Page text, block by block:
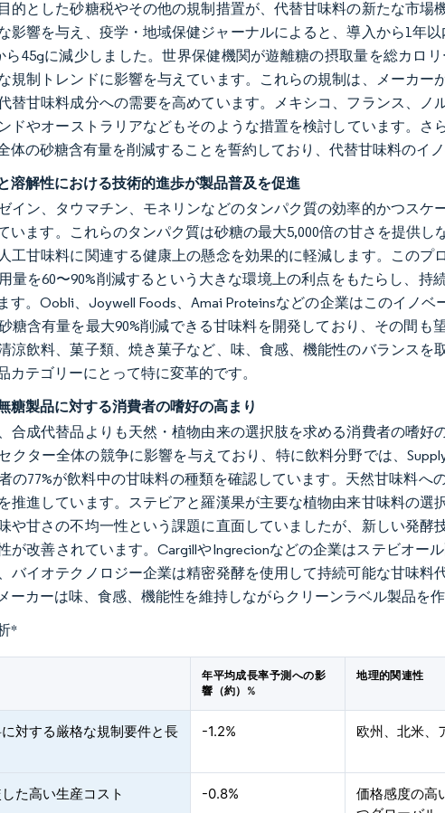
的とした砂糖税やその他の規制措置が、代替甘味料の新たな市場
影響を与え、疫学・地域保健ジャーナルによると、導入から1年
ら45gに減少しました。世界保健機関が遊離糖の摂取量を総カロ
規制トレンドに影響を与えています。これらの規制は、メーカー
替甘味料成分への需要を高めています。メキシコ、フランス、ノ
ドやオーストラリアなどもそのような措置を検討しています。さ
体の砂糖含有量を削減することを誓約しており、代替甘味料のイ
溶解性における技術的進歩が製品普及を促進
イン、タウマチン、モネリンなどのタンパク質の効率的かつスケ
います。これらのタンパク質は砂糖の最大5,000倍の甘さを提供し
工甘味料に関連する健康上の懸念を効果的に軽減します。このプ
量を60〜90%削減するという大きな環境上の利点をもたらし、持
す。Oobli、Joywell Foods、Amai Proteinsなどの企業はこのイノ
糖含有量を最大90%削減できる甘味料を開発しており、その間も
涼飲料、菓子類、焼き菓子など、味、食感、機能性のバランスを
カテゴリーにとって特に変革的です。
糖製品に対する消費者の嗜好の高まり
合成代替品よりも天然・植物由来の選択肢を求める消費者の嗜好
クター全体の競争に影響を与えており、特に飲料分野では、
の77%が飲料中の甘味料の種類を確認しています。天然甘味料へ
推進しています。ステビアと羅漢果が主要な植物由来甘味料の選
や甘さの不均一性という課題に直面していましたが、新しい発酵
が改善されています。CargillやIngrecionなどの企業はステビオー
バイオテクノロジー企業は精密発酵を使用して持続可能な甘味料
ーカーは味、食感、機能性を維持しながらクリーンラベル製品を作
*
年平均成長率予測への影
響（約）%
地理的関連性
対する厳格な規制要件と長
-1.2% 欧州、北米、
た高い生産コスト -0.8%
価格感度の高